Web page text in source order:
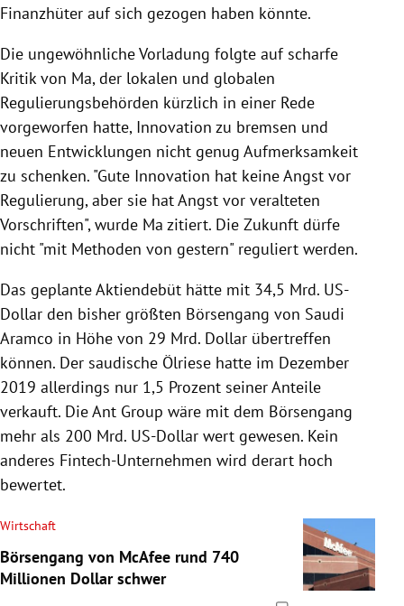
Finanzhüter auf sich gezogen haben könnte.
Die ungewöhnliche Vorladung folgte auf scharfe
Kritik von Ma, der lokalen und globalen
Regulierungsbehörden kürzlich in einer Rede
vorgeworfen hatte, Innovation zu bremsen und
neuen Entwicklungen nicht genug Aufmerksamkeit
zu schenken. "Gute Innovation hat keine Angst vor
Regulierung, aber sie hat Angst vor veralteten
Vorschriften", wurde Ma zitiert. Die Zukunft dürfe
nicht "mit Methoden von gestern" reguliert werden.
Das geplante Aktiendebüt hätte mit 34,5 Mrd. US-
Dollar den bisher größten Börsengang von Saudi
Aramco in Höhe von 29 Mrd. Dollar übertreffen
können. Der saudische Ölriese hatte im Dezember
2019 allerdings nur 1,5 Prozent seiner Anteile
verkauft. Die Ant Group wäre mit dem Börsengang
mehr als 200 Mrd. US-Dollar wert gewesen. Kein
anderes Fintech-Unternehmen wird derart hoch
bewertet.
Wirtschaft
Börsengang von McAfee rund 740
Millionen Dollar schwer